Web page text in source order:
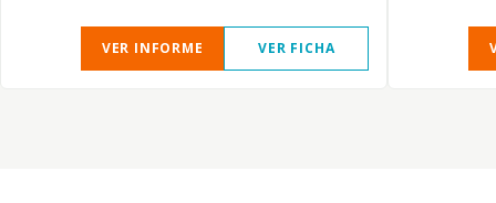
VER INFORME VER FICHA